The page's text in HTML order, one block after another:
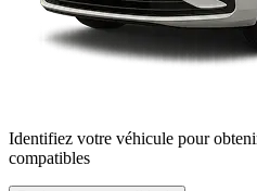
Identifiez votre véhicule pour
compatibles